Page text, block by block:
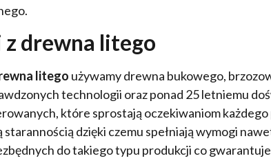
drewna litego
litego używamy drewna bukowego,
technologii oraz ponad 25 letniemu
które sprostają oczekiwaniom
starannością dzięki czemu spełniają wymogi
do takiego typu produkcji co